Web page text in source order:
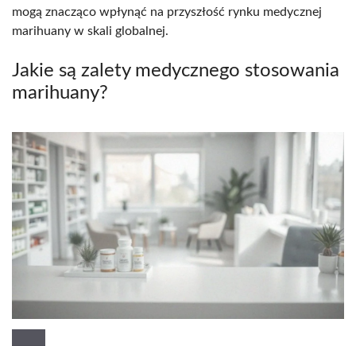
mogą znacząco wpłynąć na przyszłość rynku medycznej
marihuany w skali globalnej.
Jakie są zalety medycznego stosowania
marihuany?